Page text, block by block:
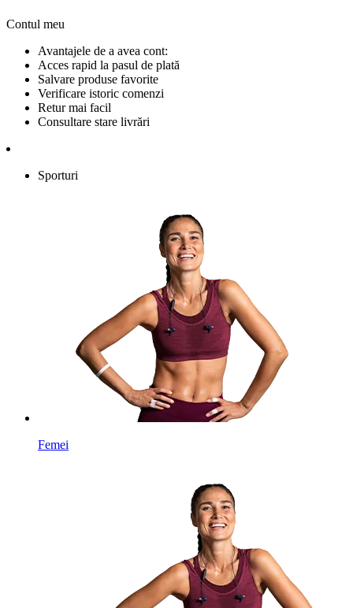
Contul meu
Avantajele de a avea cont:
Acces rapid la pasul de plată
Salvare produse favorite
Verificare istoric comenzi
Retur mai facil
Consultare stare livrări
Sporturi
Femei